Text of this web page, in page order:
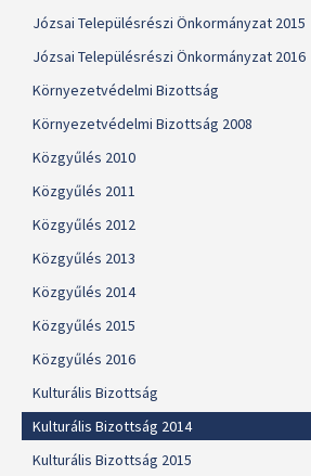
Józsai Településrészi Önkormányzat 2015
Józsai Településrészi Önkormányzat 2016
Környezetvédelmi Bizottság
Környezetvédelmi Bizottság 2008
Közgyűlés 2010
Közgyűlés 2011
Közgyűlés 2012
Közgyűlés 2013
Közgyűlés 2014
Közgyűlés 2015
Közgyűlés 2016
Kulturális Bizottság
Kulturális Bizottság 2014
Kulturális Bizottság 2015